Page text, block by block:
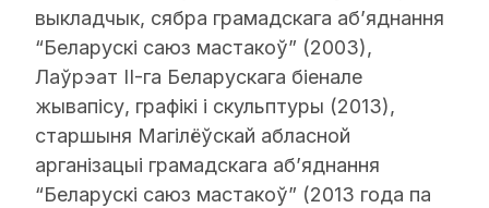
выкладчык, сябра грамадскага аб’яднання
“Беларускі саюз мастакоў” (2003),
Лаўрэат II-га Беларускага біенале
жывапісу, графікі і скульптуры (2013),
старшыня Магілёўскай абласной
арганізацыі грамадскага аб’яднання
“Беларускі саюз мастакоў” (2013 года па